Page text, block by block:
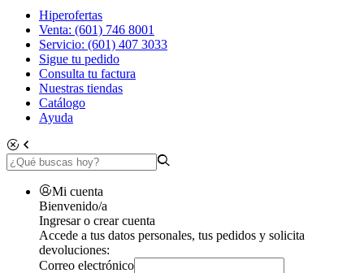
Hiperofertas
Venta: (601) 746 8001
Servicio: (601) 407 3033
Sigue tu pedido
Consulta tu factura
Nuestras tiendas
Catálogo
Ayuda
Mi cuenta
Bienvenido/a
Ingresar o crear cuenta
Accede a tus datos personales, tus pedidos y solicita
devoluciones:
Correo electrónico